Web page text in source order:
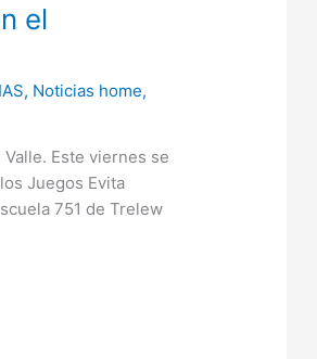
el
, Noticias home,
Este viernes se
Juegos Evita
751 de Trelew